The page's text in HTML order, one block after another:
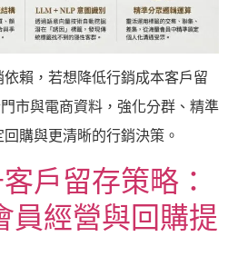
賴，若想降低行銷成本客戶留
市與電商資料，強化分群、精準
購與更清晰的行銷決策。
戶留存策略：
員經營與回購提